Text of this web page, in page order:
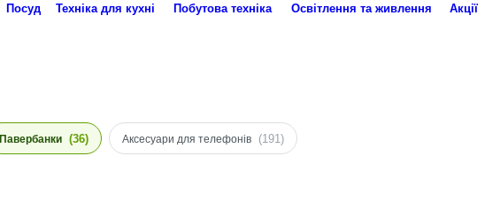
Посуд Техніка для кухні Побутова техніка Освітлення та живлення Акції
Павербанки (36) Аксесуари для телефонів (191)